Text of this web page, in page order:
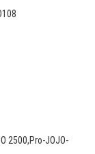
2500,Pro-JOJO-